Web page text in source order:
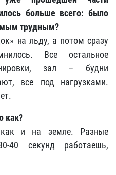
больше всего: было
трудным?
на льду, а потом сразу
Все остальное
зал – будни
все под нагрузками.
как?
и на земле. Разные
40 секунд работаешь,